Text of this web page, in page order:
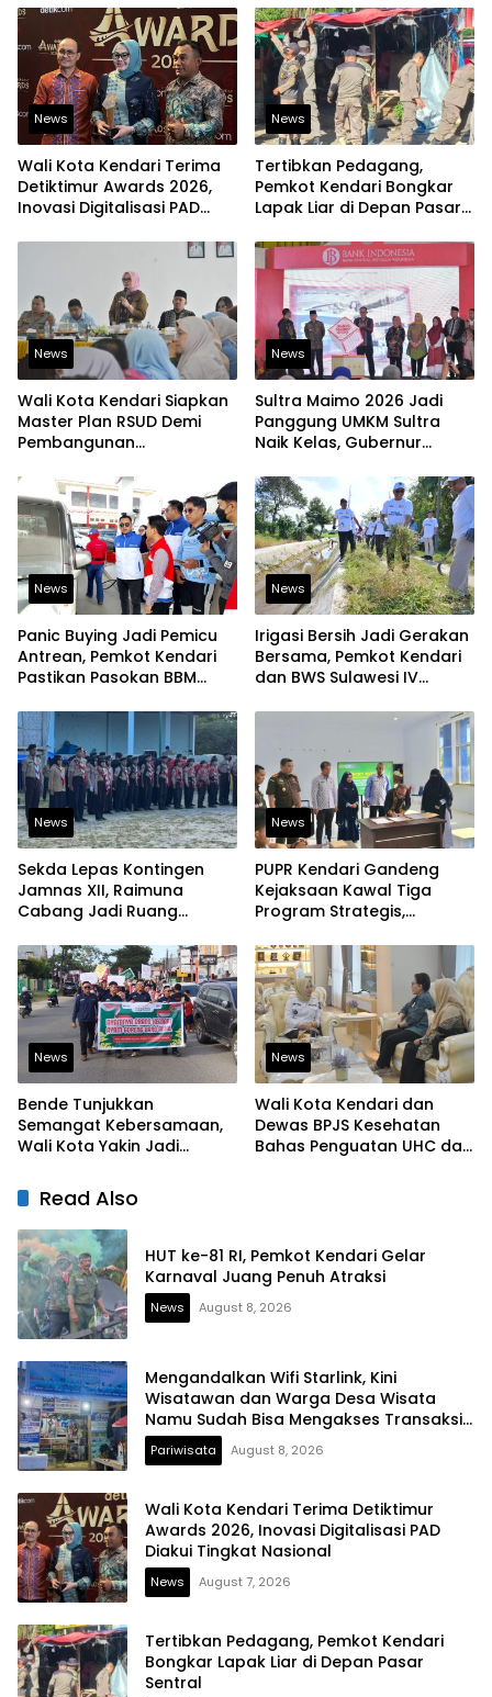
Mengakses Transaksi
Digital
News
Wali Kota Kendari Terima
Detiktimur Awards 2026,
Inovasi Digitalisasi PAD
News
Tertibkan Pedagang,
Pemkot Kendari Bongkar
Lapak Liar di Depan Pasar
News
Wali Kota Kendari Siapkan
Master Plan RSUD Demi
Pembangunan
News
Sultra Maimo 2026 Jadi
Panggung UMKM Sultra
Naik Kelas, Gubernur
Tembus Pasar Ekspor
News
Panic Buying Jadi Pemicu
Antrean, Pemkot Kendari
Pastikan Pasokan BBM
News
Irigasi Bersih Jadi Gerakan
Bersama, Pemkot Kendari
dan BWS Sulawesi IV
Pangan
News
Sekda Lepas Kontingen
Jamnas XII, Raimuna
Cabang Jadi Ruang
dan Berjiwa Pemimpin
News
PUPR Kendari Gandeng
Kejaksaan Kawal Tiga
Program Strategis,
Bangun Infrastruktur
Berintegritas
News
Bende Tunjukkan
Semangat Kebersamaan,
Wali Kota Yakin Jadi
Lain
News
Wali Kota Kendari dan
Dewas BPJS Kesehatan
Bahas Penguatan UHC dan
Read Also
HUT ke-81 RI, Pemkot Kendari Gelar
Karnaval Juang Penuh Atraksi
News August 8, 2026
Mengandalkan Wifi Starlink, Kini
Wisatawan dan Warga Desa Wisata
Namu Sudah Bisa Mengakses Transaksi
Digital
Pariwisata August 8, 2026
Wali Kota Kendari Terima Detiktimur
Awards 2026, Inovasi Digitalisasi PAD
Diakui Tingkat Nasional
News August 7, 2026
Tertibkan Pedagang, Pemkot Kendari
Bongkar Lapak Liar di Depan Pasar
Sentral